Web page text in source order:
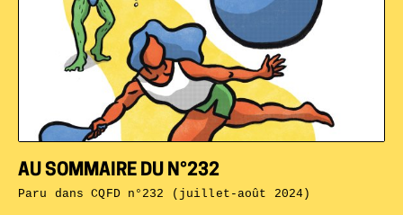
AU SOMMAIRE DU N°232
Paru dansCQFD n°232 (juillet-août 2024)